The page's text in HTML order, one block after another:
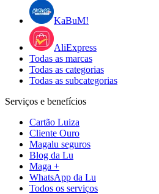
KaBuM!
AliExpress
Todas as marcas
Todas as categorias
Todas as subcategorias
Serviços e benefícios
Cartão Luiza
Cliente Ouro
Magalu seguros
Blog da Lu
Maga +
WhatsApp da Lu
Todos os serviços